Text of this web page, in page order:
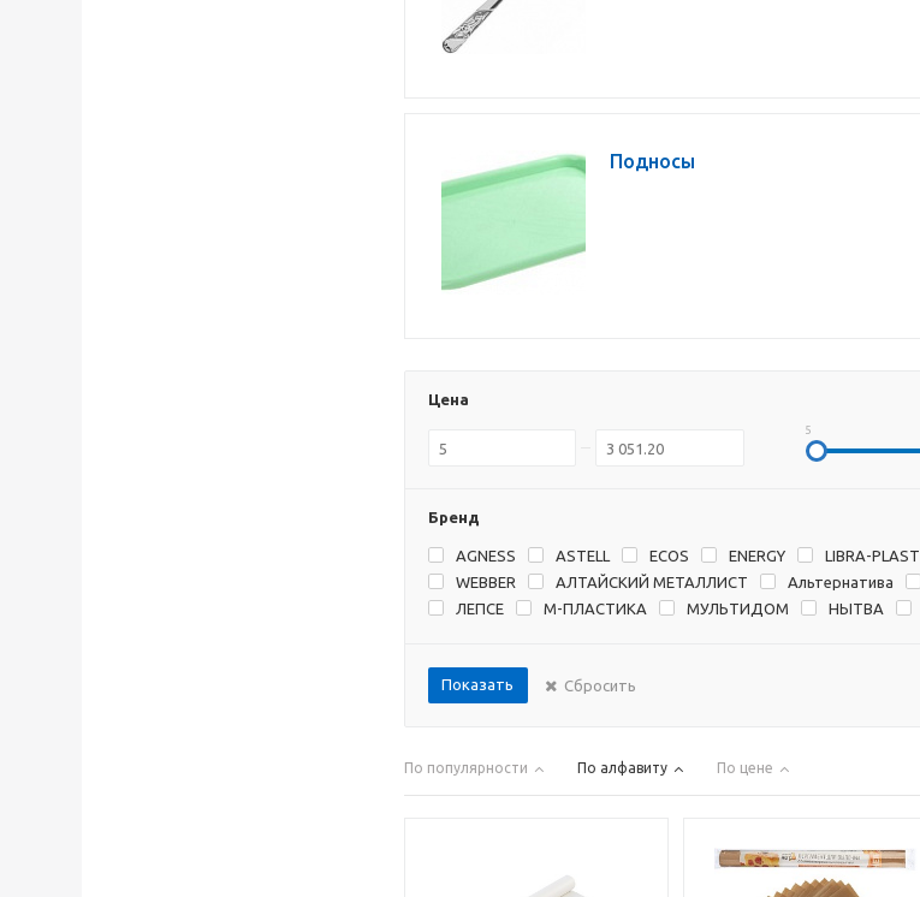
Подносы
Цена
5
Бренд
AGNESS ASTELL ECOS ENERGY LIBRA-PLAST
WEBBER
АЛТАЙСКИЙ МЕТАЛЛИСТ Альтернатива
ЛЕПСЕ
М-ПЛАСТИКА МУЛЬТИДОМ НЫТВА
Показать Сбросить
По популярности По алфавиту По цене